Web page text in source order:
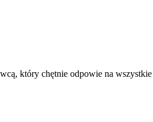
który chętnie odpowie na